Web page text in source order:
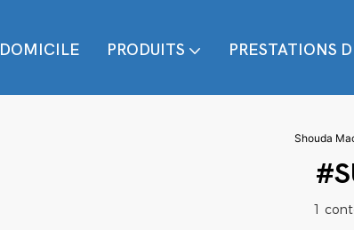
DOMICILE PRODUITS PRESTATIONS
Shouda
1